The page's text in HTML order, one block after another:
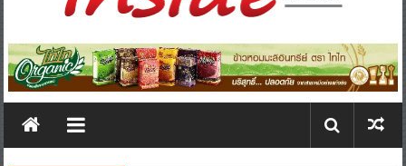
thailandinsidenew.com
Thailand
New